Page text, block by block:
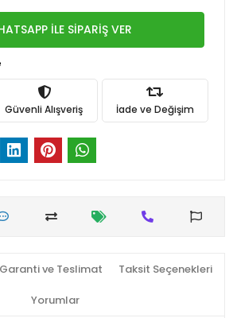
İLE SİPARİŞ VER
Güvenli Alışveriş İade ve Değişim
Garanti ve Teslimat Taksit Seçenekleri
Yorumlar